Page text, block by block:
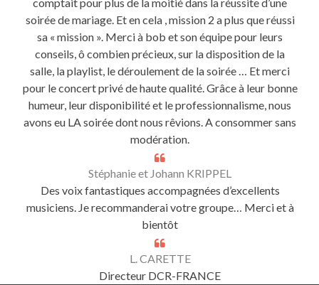
soirée de mariage. Et en cela , mission 2 a plus que réussi
sa « mission ». Merci à bob et son équipe pour leurs
conseils, ô combien précieux, sur la disposition de la
salle, la playlist, le déroulement de la soirée … Et merci
pour le concert privé de haute qualité. Grâce à leur bonne
humeur, leur disponibilité et le professionnalisme, nous
avons eu LA soirée dont nous rêvions. A consommer sans
modération.
Stéphanie et Johann KRIPPEL
Des voix fantastiques accompagnées d’excellents
musiciens. Je recommanderai votre groupe… Merci et à
bientôt
L. CARETTE
Directeur DCR-FRANCE